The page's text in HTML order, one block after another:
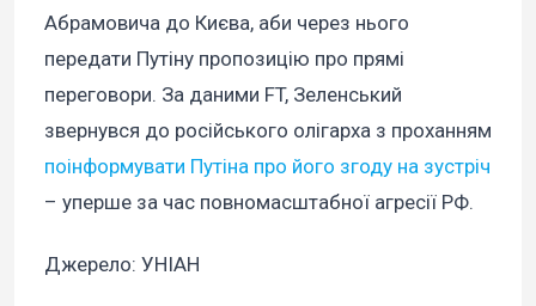
Абрамовича до Києва, аби через нього
передати Путіну пропозицію про прямі
переговори. За даними FT, Зеленський
звернувся до російського олігарха з проханням
поінформувати Путіна про його згоду на зустріч
– уперше за час повномасштабної агресії РФ.
Джерело: УНІАН